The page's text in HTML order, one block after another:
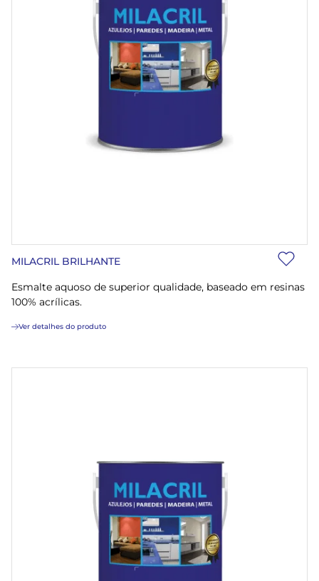
MILACRIL BRILHANTE
Esmalte aquoso de superior qualidade, baseado em resinas
100% acrílicas.
Ver detalhes do produto